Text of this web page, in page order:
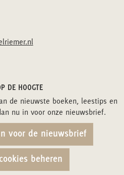
DE HOOGTE
de nieuwste boeken, leestips en
nu in voor onze nieuwsbrief.
voor de nieuwsbrief
beheren